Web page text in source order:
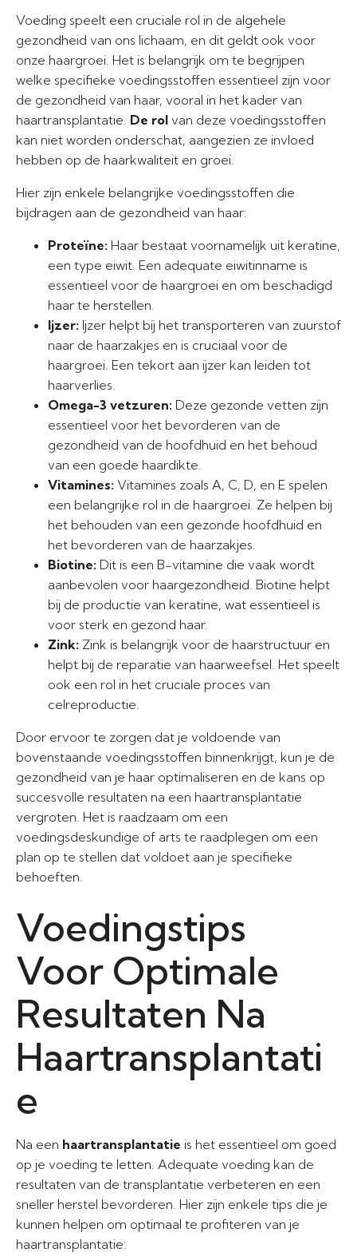
Voeding speelt een cruciale rol in de algehele
gezondheid van ons lichaam, en dit geldt ook voor
onze haargroei. Het is belangrijk om te begrijpen
welke specifieke voedingsstoffen essentieel zijn voor
de gezondheid van haar, vooral in het kader van
haartransplantatie. De rol van deze voedingsstoffen
kan niet worden onderschat, aangezien ze invloed
hebben op de haarkwaliteit en groei.
Hier zijn enkele belangrijke voedingsstoffen die
bijdragen aan de gezondheid van haar:
Proteïne: Haar bestaat voornamelijk uit keratine,
een type eiwit. Een adequate eiwitinname is
essentieel voor de haargroei en om beschadigd
haar te herstellen.
Ijzer: Ijzer helpt bij het transporteren van zuurstof
naar de haarzakjes en is cruciaal voor de
haargroei. Een tekort aan ijzer kan leiden tot
haarverlies.
Omega-3 vetzuren: Deze gezonde vetten zijn
essentieel voor het bevorderen van de
gezondheid van de hoofdhuid en het behoud
van een goede haardikte.
Vitamines: Vitamines zoals A, C, D, en E spelen
een belangrijke rol in de haargroei. Ze helpen bij
het behouden van een gezonde hoofdhuid en
het bevorderen van de haarzakjes.
Biotine: Dit is een B-vitamine die vaak wordt
aanbevolen voor haargezondheid. Biotine helpt
bij de productie van keratine, wat essentieel is
voor sterk en gezond haar.
Zink: Zink is belangrijk voor de haarstructuur en
helpt bij de reparatie van haarweefsel. Het speelt
ook een rol in het cruciale proces van
celreproductie.
Door ervoor te zorgen dat je voldoende van
bovenstaande voedingsstoffen binnenkrijgt, kun je de
gezondheid van je haar optimaliseren en de kans op
succesvolle resultaten na een haartransplantatie
vergroten. Het is raadzaam om een
voedingsdeskundige of arts te raadplegen om een
plan op te stellen dat voldoet aan je specifieke
behoeften.
Voedingstips
Voor Optimale
Resultaten Na
Haartransplantati
e
Na een haartransplantatie is het essentieel om goed
op je voeding te letten. Adequate voeding kan de
resultaten van de transplantatie verbeteren en een
sneller herstel bevorderen. Hier zijn enkele tips die je
kunnen helpen om optimaal te profiteren van je
haartransplantatie: